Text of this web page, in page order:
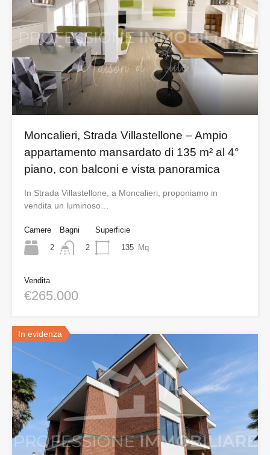
Moncalieri, Strada Villastellone – Ampio
appartamento mansardato di 135 m² al 4°
piano, con balconi e vista panoramica
In Strada Villastellone, a Moncalieri, proponiamo in
vendita un luminoso…
Camere
2
Bagni
2
Superficie
135 Mq
Vendita
€265.000
In evidenza